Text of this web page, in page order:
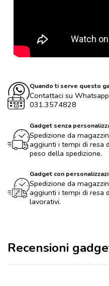
Quando ti serve questo
Contattaci su Whatsapp
031.3574828
Gadget senza
Spedizione da
aggiunti i tempi di resa
peso della spedizione.
Gadget con
Spedizione da
aggiunti i tempi di resa
lavorativi.
Recensioni